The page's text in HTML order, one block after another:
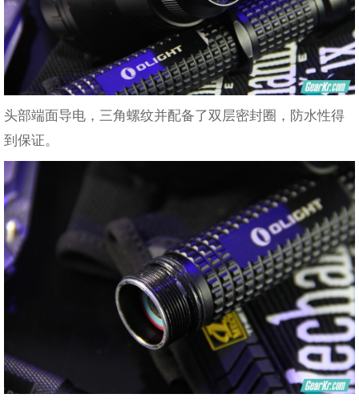
头部端面导电，三角螺纹并配备了双层密封圈，防水性得
到保证。